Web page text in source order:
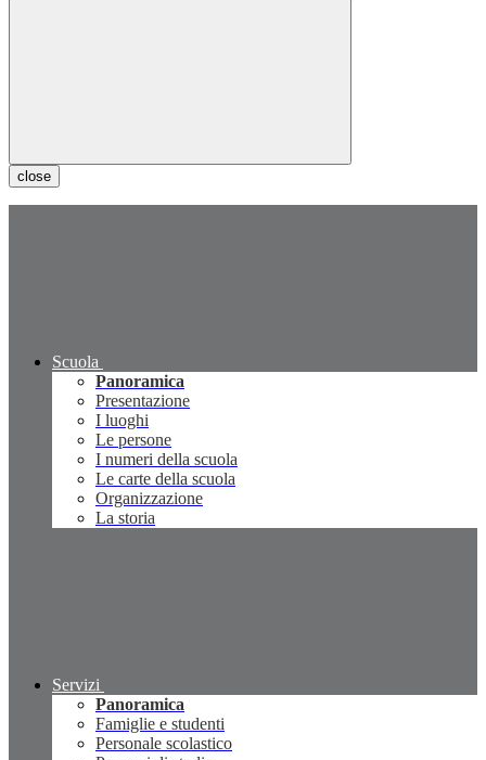
close
Scuola
Panoramica
Presentazione
I luoghi
Le persone
I numeri della scuola
Le carte della scuola
Organizzazione
La storia
Servizi
Panoramica
Famiglie e studenti
Personale scolastico